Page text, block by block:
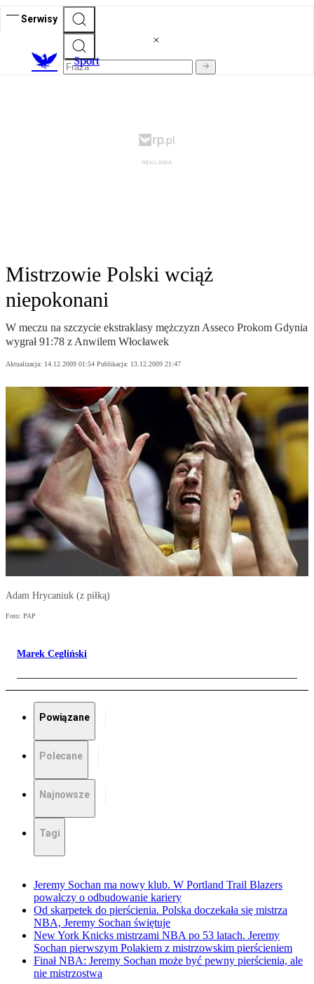
Serwisy
Sport
Mistrzowie Polski wciąż
niepokonani
W meczu na szczycie ekstraklasy mężczyzn Asseco Prokom Gdynia
wygrał 91:78 z Anwilem Włocławek
Aktualizacja: 14.12.2009 01:54 Publikacja: 13.12.2009 21:47
Adam Hrycaniuk (z piłką)
Foto: PAP
Marek Cegliński
Powiązane
Polecane
Najnowsze
Tagi
Jeremy Sochan ma nowy klub. W Portland Trail Blazers
powalczy o odbudowanie kariery
Od skarpetek do pierścienia. Polska doczekała się mistrza
NBA, Jeremy Sochan świętuje
New York Knicks mistrzami NBA po 53 latach. Jeremy
Sochan pierwszym Polakiem z mistrzowskim pierścieniem
Finał NBA: Jeremy Sochan może być pewny pierścienia, ale
nie mistrzostwa